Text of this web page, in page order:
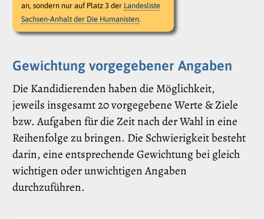
an, sondern nur auf Platz 3 der Landesliste
Sachsen-Anhalt der Die Humanisten.
Gewichtung vorgegebener Angaben
Die Kandidierenden haben die Möglichkeit,
jeweils insgesamt 20 vorgegebene Werte & Ziele
bzw. Aufgaben für die Zeit nach der Wahl in eine
Reihenfolge zu bringen. Die Schwierigkeit besteht
darin, eine entsprechende Gewichtung bei gleich
wichtigen oder unwichtigen Angaben
durchzuführen.